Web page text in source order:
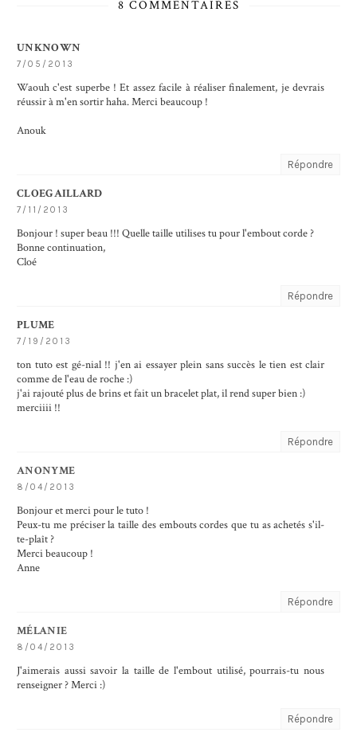
8 COMMENTAIRES
UNKNOWN
7/05/2013
Waouh c'est superbe ! Et assez facile à réaliser finalement, je devrais
réussir à m'en sortir haha. Merci beaucoup !
Anouk
Répondre
CLOEGAILLARD
7/11/2013
Bonjour ! super beau !!! Quelle taille utilises tu pour l'embout corde ?
Bonne continuation,
Cloé
Répondre
PLUME
7/19/2013
ton tuto est gé-nial !! j'en ai essayer plein sans succès le tien est clair
comme de l'eau de roche :)
j'ai rajouté plus de brins et fait un bracelet plat, il rend super bien :)
merciiii !!
Répondre
ANONYME
8/04/2013
Bonjour et merci pour le tuto !
Peux-tu me préciser la taille des embouts cordes que tu as achetés s'il-
te-plaît ?
Merci beaucoup !
Anne
Répondre
MÉLANIE
8/04/2013
J'aimerais aussi savoir la taille de l'embout utilisé, pourrais-tu nous
renseigner ? Merci :)
Répondre